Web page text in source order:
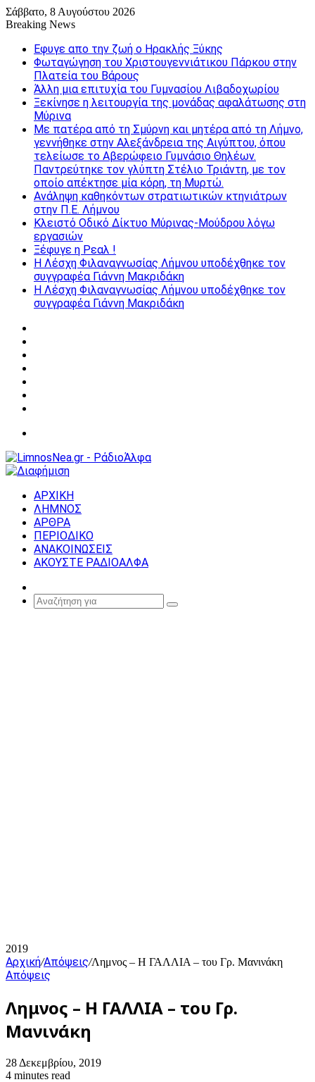
Σάββατο, 8 Αυγούστου 2026
Breaking News
Εφυγε απο την ζωή o Ηρακλής Ξύκης
Φωταγώγηση του Χριστουγεννιάτικου Πάρκου στην
Πλατεία του Βάρους
Άλλη μια επιτυχία του Γυμνασίου Λιβαδοχωρίου
Ξεκίνησε η λειτουργία της μονάδας αφαλάτωσης στη
Μύρινα
Με πατέρα από τη Σμύρνη και μητέρα από τη Λήμνο,
γεννήθηκε στην Αλεξάνδρεια της Αιγύπτου, όπου
τελείωσε το Αβερώφειο Γυμνάσιο Θηλέων.
Παντρεύτηκε τον γλύπτη Στέλιο Τριάντη, με τον
οποίο απέκτησε μία κόρη, τη Μυρτώ.
Ανάληψη καθηκόντων στρατιωτικών κτηνιάτρων
στην Π.Ε. Λήμνου
Κλειστό Οδικό Δίκτυο Μύρινας-Μούδρου λόγω
εργασιών
Ξέφυγε η Ρεαλ !
Η Λέσχη Φιλαναγνωσίας Λήμνου υποδέχθηκε τον
συγγραφέα Γιάννη Μακριδάκη
Η Λέσχη Φιλαναγνωσίας Λήμνου υποδέχθηκε τον
συγγραφέα Γιάννη Μακριδάκη
ΑΡΧΙΚΗ
ΛΗΜΝΟΣ
ΑΡΘΡΑ
ΠΕΡΙΟΔΙΚΟ
ΑΝΑΚΟΙΝΩΣΕΙΣ
ΑΚΟΥΣΤΕ ΡΑΔΙΟΑΛΦΑ
Article
Αναζήτηση
2019
Αρχική/Απόψεις/Λημνος – Η ΓΑΛΛΙΑ – του Γρ. Μανινάκη
Απόψεις
Λημνος – Η ΓΑΛΛΙΑ – του Γρ.
Μανινάκη
28 Δεκεμβρίου, 2019
4 minutes read